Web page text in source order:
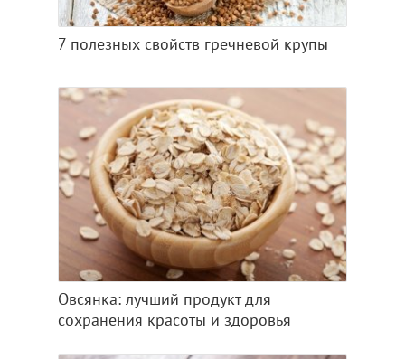
7 полезных свойств гречневой крупы
Овсянка: лучший продукт для
сохранения красоты и здоровья